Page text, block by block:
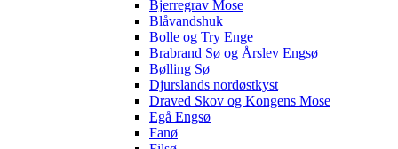
Bjerregrav Mose
Blåvandshuk
Bolle og Try Enge
Brabrand Sø og Årslev Engsø
Bølling Sø
Djurslands nordøstkyst
Draved Skov og Kongens Mose
Egå Engsø
Fanø